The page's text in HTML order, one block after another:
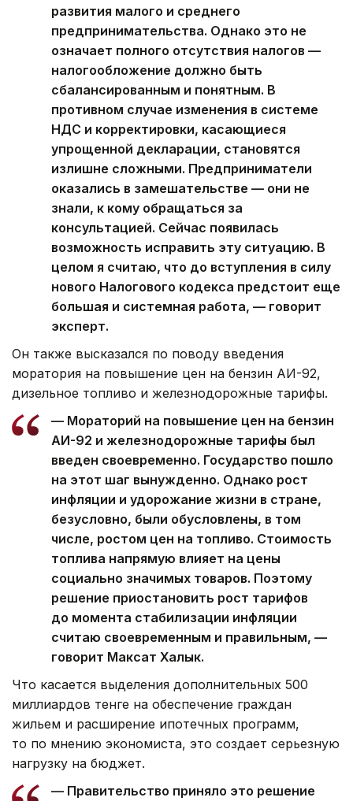
развития малого и среднего
предпринимательства. Однако это не
означает полного отсутствия налогов —
налогообложение должно быть
сбалансированным и понятным. В
противном случае изменения в системе
НДС и корректировки, касающиеся
упрощенной декларации, становятся
излишне сложными. Предприниматели
оказались в замешательстве — они не
знали, к кому обращаться за
консультацией. Сейчас появилась
возможность исправить эту ситуацию. В
целом я считаю, что до вступления в силу
нового Налогового кодекса предстоит еще
большая и системная работа, — говорит
эксперт.
Он также высказался по поводу введения
моратория на повышение цен на бензин АИ-92,
дизельное топливо и железнодорожные тарифы.
— Мораторий на повышение цен на бензин
АИ-92 и железнодорожные тарифы был
введен своевременно. Государство пошло
на этот шаг вынужденно. Однако рост
инфляции и удорожание жизни в стране,
безусловно, были обусловлены, в том
числе, ростом цен на топливо. Стоимость
топлива напрямую влияет на цены
социально значимых товаров. Поэтому
решение приостановить рост тарифов
до момента стабилизации инфляции
считаю своевременным и правильным, —
говорит Максат Халык.
Что касается выделения дополнительных 500
миллиардов тенге на обеспечение граждан
жильем и расширение ипотечных программ,
то по мнению экономиста, это создает серьезную
нагрузку на бюджет.
— Правительство приняло это решение